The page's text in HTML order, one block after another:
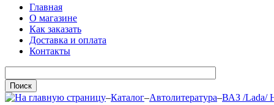
Главная
О магазине
Как заказать
Доставка и оплата
Контакты
–Каталог–Автолитература–ВАЗ /Lada/